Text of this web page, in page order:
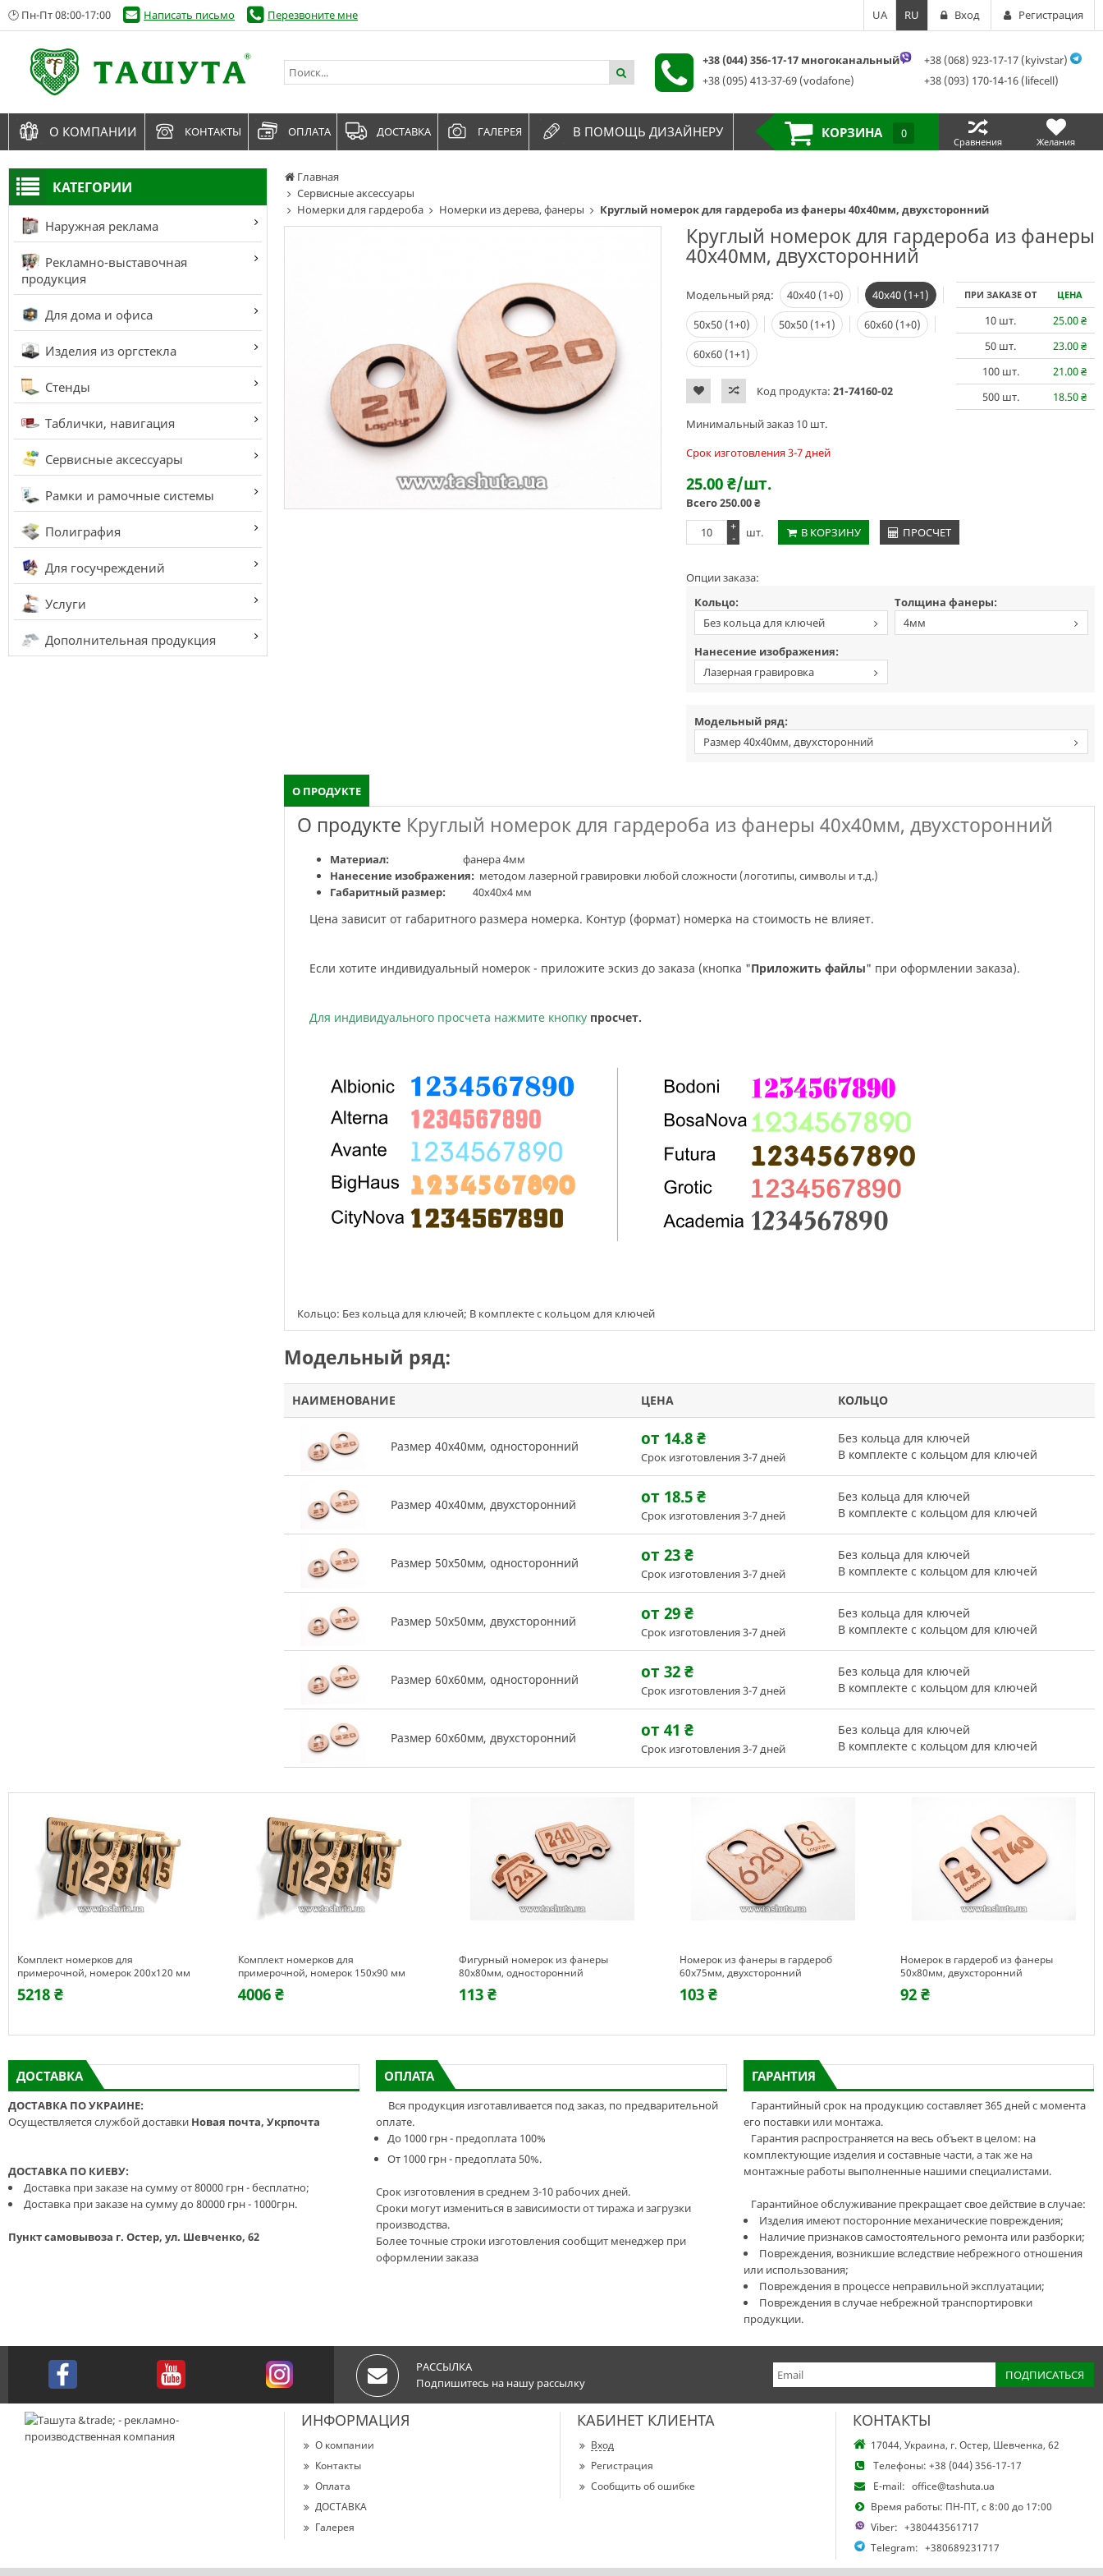
КАТЕГОРИИ
Наружная реклама
Рекламно-выставочная
продукция
Для дома и офиса
Изделия из оргстекла
Стенды
Таблички, навигация
Сервисные аксессуары
Рамки и рамочные системы
Полиграфия
Для госучреждений
Услуги
Дополнительная продукция
Главная
Сервисные аксессуары
Номерки для гардероба
Номерки из дерева, фанеры Круглый номерок для гардероба из фанеры 40х40мм, двухсторонний
Круглый номерок для гардероба из фанеры
40х40мм, двухсторонний
ПРИ ЗАКАЗЕ ОТ ЦЕНА
10 шт. 25.00₴
50 шт. 23.00₴
100шт. 21.00₴
500шт. 18.50₴
Модельный ряд: 40х40 (1+0)
40х40 (1+1)
50х50 (1+0)
50х50 (1+1)
60х60 (1+0)
60х60 (1+1)
Код продукта: 21-74160-02
Минимальный заказ 10 шт.
Срок изготовления 3-7 дней
25.00₴/шт.
Всего250.00₴
+
-
шт. В КОРЗИНУ ПРОСЧЕТ
Опции заказа:
Кольцо:
Без кольца для ключей
Толщина фанеры:
4мм
Нанесение изображения:
Лазерная гравировка
Модельный ряд:
Размер 40х40мм, двухсторонний
О ПРОДУКТЕ
О продукте Круглый номерок для гардероба из фанеры 40х40мм, двухсторонний
Материал: фанера 4мм
Нанесение изображения: методом лазерной гравировки любой сложности (логотипы, символы и т.д.)
Габаритный размер: 40х40х4 мм
Цена зависит от габаритного размера номерка. Контур (формат) номерка на стоимость не влияет.
Если хотите индивидуальный номерок - приложите эскиз до заказа (кнопка "Приложить файлы" при оформлении заказа).
Для индивидуального просчета нажмите кнопку просчет.
Кольцо: Без кольца для ключей; В комплекте с кольцом для ключей
Модельный ряд:
НАИМЕНОВАНИЕ ЦЕНА КОЛЬЦО
Размер 40х40мм, односторонний от 14.8₴
Срок изготовления 3-7 дней
Без кольца для ключей
В комплекте с кольцом для ключей
Размер 40х40мм, двухсторонний от 18.5₴
Срок изготовления 3-7 дней
Без кольца для ключей
В комплекте с кольцом для ключей
Размер 50х50мм, односторонний от 23₴
Срок изготовления 3-7 дней
Без кольца для ключей
В комплекте с кольцом для ключей
Размер 50х50мм, двухсторонний от 29₴
Срок изготовления 3-7 дней
Без кольца для ключей
В комплекте с кольцом для ключей
Размер 60х60мм, односторонний от 32₴
Срок изготовления 3-7 дней
Без кольца для ключей
В комплекте с кольцом для ключей
Размер 60х60мм, двухсторонний от 41 ₴
Срок изготовления 3-7 дней
Без кольца для ключей
В комплекте с кольцом для ключей
Комплект номерков для
примерочной, номерок 200х120 мм
5218 ₴
Комплект номерков для
примерочной, номерок 150х90 мм
4006 ₴
Фигурный номерок из фанеры
80х80мм, односторонний
113 ₴
Номерок из фанеры в гардероб
60х75мм, двухсторонний
103 ₴
Номерок в гардероб из фанеры
50х80мм, двухсторонний
92 ₴
ДОСТАВКА
ДОСТАВКА ПО УКРАИНЕ:
Осуществляется службой доставки Новая почта, Укрпочта
ДОСТАВКА ПО КИЕВУ:
Доставка при заказе на сумму от 80000 грн - бесплатно;
Доставка при заказе на сумму до 80000 грн - 1000грн.
Пункт самовывоза г. Остер, ул. Шевченко, 62
ОПЛАТА
Вся продукция изготавливается под заказ, по предварительной
оплате.
До 1000 грн - предоплата 100%
От 1000 грн - предоплата 50%.
Срок изготовления в среднем 3-10 рабочих дней.
Сроки могут измениться в зависимости от тиража и загрузки
производства.
Более точные строки изготовления сообщит менеджер при
оформлении заказа
ГАРАНТИЯ
Гарантийный срок на продукцию составляет 365 дней с момента
его поставки или монтажа.
Гарантия распространяется на весь объект в целом: на
комплектующие изделия и составные части, а так же на
монтажные работы выполненные нашими специалистами.
Гарантийное обслуживание прекращает свое действие в случае:
Изделия имеют посторонние механические повреждения;
Наличие признаков самостоятельного ремонта или разборки;
Повреждения, возникшие вследствие небрежного отношения
или использования;
Повреждения в процессе неправильной эксплуатации;
Повреждения в случае небрежной транспортировки
продукции.
🕑 Пн-Пт 08:00-17:00 Написать письмо Перезвоните мне UA RU Вход Регистрация
+38 (044) 356-17-17 многоканальный
+38 (095) 413-37-69 (vodafone)
+38 (068) 923-17-17 (kyivstar)
+38 (093) 170-14-16 (lifecell)
О КОМПАНИИ КОНТАКТЫ ОПЛАТА ДОСТАВКА ГАЛЕРЕЯ В ПОМОЩЬ ДИЗАЙНЕРУ КОРЗИНА 0
Сравнения Желания
РАССЫЛКА
Подпишитесь на нашу рассылку
ИНФОРМАЦИЯ
О компании
Контакты
Оплата
ДОСТАВКА
Галерея
КАБИНЕТ КЛИЕНТА
Вход
Регистрация
Сообщить об ошибке
КОНТАКТЫ
17044, Украина, г. Остер, Шевченка, 62
Телефоны: +38 (044) 356-17-17
E-mail: office@tashuta.ua
Время работы: ПН-ПТ, с 8:00 до 17:00
Viber: +380443561717
Telegram: +380689231717